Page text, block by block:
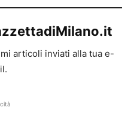
articoli inviati alla tua e-